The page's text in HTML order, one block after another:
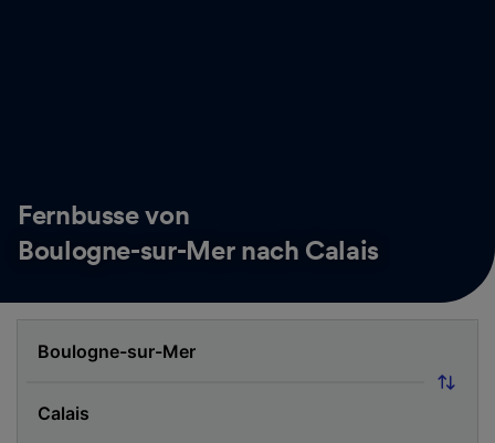
Fernbusse von
Boulogne-sur-Mer nach Calais